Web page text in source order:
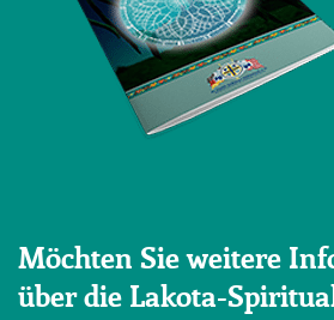
Möchten Sie weitere
über die Lakota-